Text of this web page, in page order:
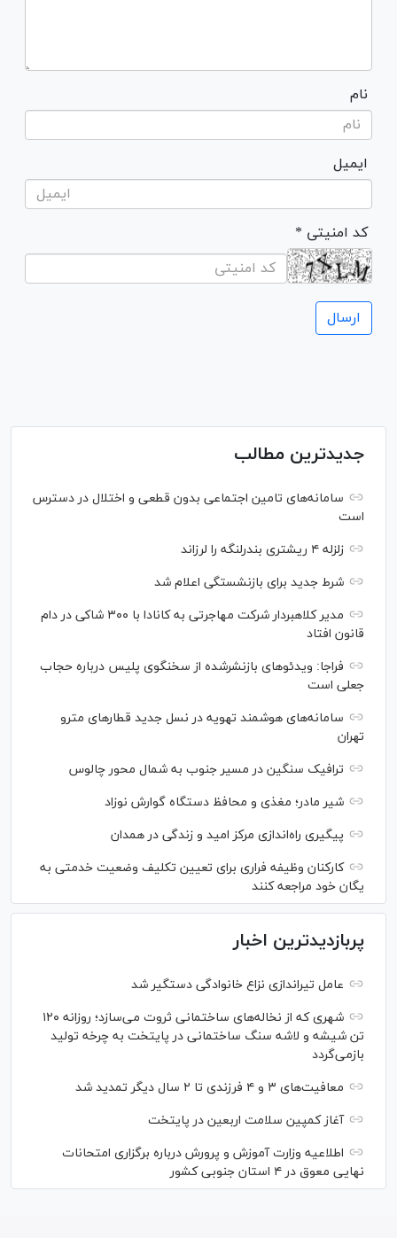
نام
ایمیل
* کد امنیتی
جدیدترین مطالب
سامانه‌های تامین اجتماعی بدون قطعی و اختلال در دسترس
است
زلزله ۴ ریشتری بندرلنگه را لرزاند
شرط جدید برای بازنشستگی اعلام شد
مدیر کلاهبردار شرکت مهاجرتی به کانادا با ۳۰۰ شاکی در دام
قانون افتاد
فراجا: ویدئو‌های بازنشرشده از سخنگوی پلیس درباره حجاب
جعلی است
سامانه‌های هوشمند تهویه در نسل جدید قطار‌های مترو
تهران
ترافیک سنگین در مسیر جنوب به شمال محور چالوس
شیر مادر؛ مغذی و محافظ دستگاه گوارش نوزاد
پیگیری راه‌اندازی مرکز امید و زندگی در همدان
کارکنان وظیفه فراری برای تعیین تکلیف وضعیت خدمتی به
یگان خود مراجعه کنند
پربازدیدترین اخبار
عامل تیراندازی نزاع خانوادگی دستگیر شد
شهری که از نخاله‌های ساختمانی ثروت می‌سازد؛ روزانه ۱۲۰
تن شیشه و لاشه سنگ ساختمانی در پایتخت به چرخه تولید
بازمی‌گردد
معافیت‌های ۳ و ۴ فرزندی تا ۲ سال دیگر تمدید شد
آغاز کمپین سلامت اربعین در پایتخت
اطلاعیه وزارت آموزش و پرورش درباره برگزاری امتحانات
نهایی معوق در ۴ استان جنوبی کشور